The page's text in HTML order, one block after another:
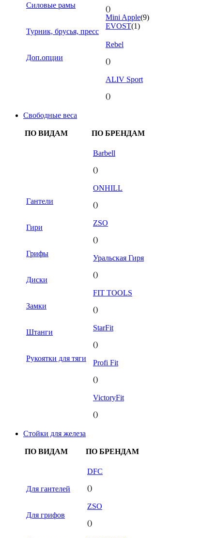
Силовые рамы
Турник, брусья, пресс
Доп.опции
()
Mini Apple(9)
EVOST(1)
Rebel
()
ALIV Sport
()
Свободные веса
ПО ВИДАМ ПО БРЕНДАМ
Гантели
Гири
Грифы
Диски
Замки
Штанги
Рукоятки для тяги
Barbell
()
ONHILL
()
ZSO
()
Уральская Гиря
()
FIT TOOLS
()
StarFit
()
Profi Fit
()
VictoryFit
()
Стойки для железа
ПО ВИДАМ ПО БРЕНДАМ
Для гантелей
Для грифов
DFC
()
ZSO
()